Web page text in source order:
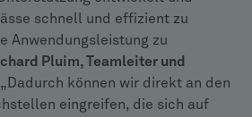
schnell und effizient zu
Anwendungsleistung zu
Pluim, Teamleiter und
„Dadurch können wir direkt an den
eingreifen, die sich auf